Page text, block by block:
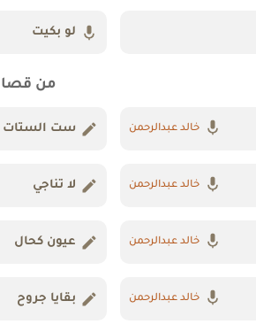
لو بكيت
من
خالد عبدالرحمن ست الستات
خالد عبدالرحمن لا تناجي
خالد عبدالرحمن عيون كحال
خالد عبدالرحمن بقايا جروح